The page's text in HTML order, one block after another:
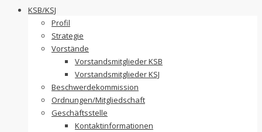
KSB/KSJ
Profil
Strategie
Vorstände
Vorstandsmitglieder KSB
Vorstandsmitglieder KSJ
Beschwerdekommission
Ordnungen/Mitgliedschaft
Geschäftsstelle
Kontaktinformationen